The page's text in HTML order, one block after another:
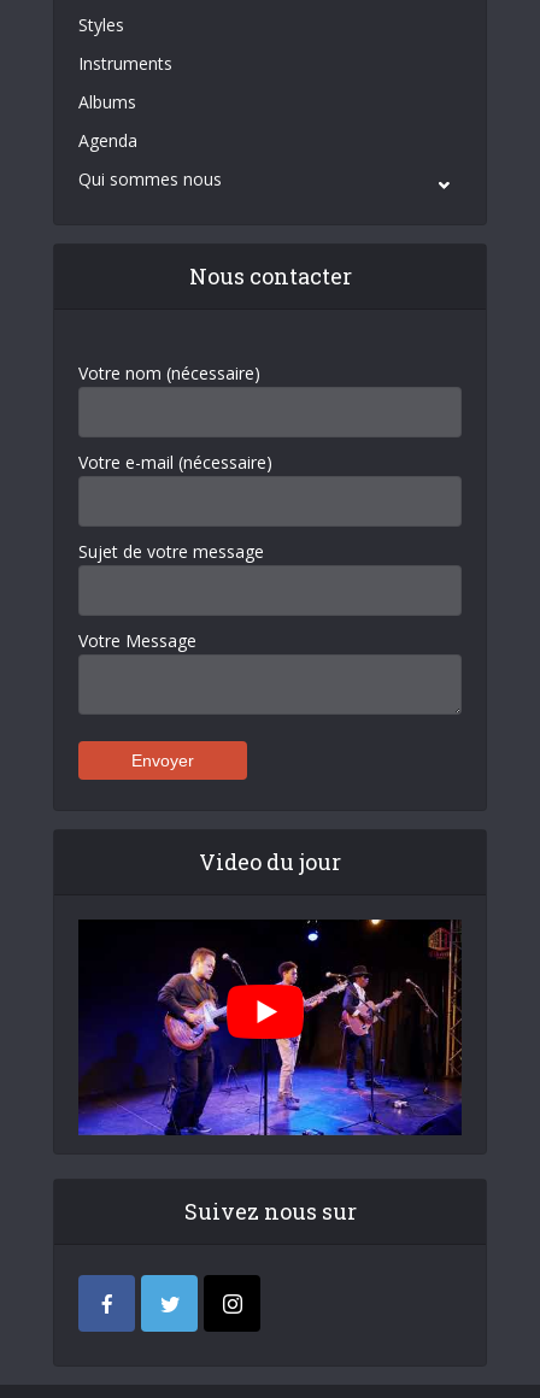
Styles
Instruments
Albums
Agenda
Qui sommes nous
Nous contacter
Votre nom (nécessaire)
Votre e-mail (nécessaire)
Sujet de votre message
Votre Message
Video du jour
Suivez nous sur